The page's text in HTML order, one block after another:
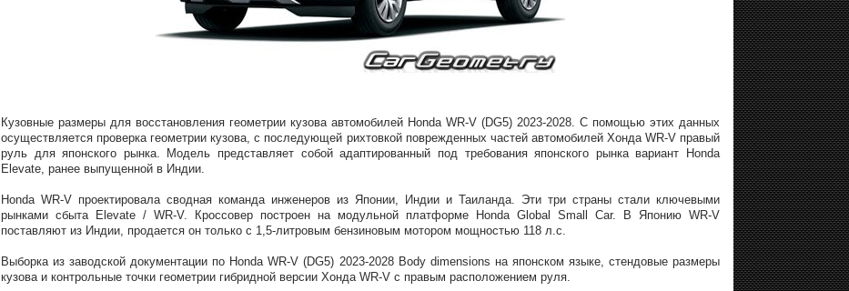
Кузовные размеры для восстановления геометрии кузова автомобилей Honda WR-V (DG5) 2023-2028. С помощью этих данных
осуществляется проверка геометрии кузова, с последующей рихтовкой поврежденных частей автомобилей Хонда WR-V правый
руль для японского рынка. Модель представляет собой адаптированный под требования японского рынка вариант Honda
Elevate, ранее выпущенной в Индии.
Honda WR-V проектировала сводная команда инженеров из Японии, Индии и Таиланда. Эти три страны стали ключевыми
рынками сбыта Elevate / WR-V. Кроссовер построен на модульной платформе Honda Global Small Car. В Японию WR-V
поставляют из Индии, продается он только с 1,5-литровым бензиновым мотором мощностью 118 л.с.
Выборка из заводской документации по Honda WR-V (DG5) 2023-2028 Body dimensions на японском языке, стендовые размеры
кузова и контрольные точки геометрии гибридной версии Хонда WR-V с правым расположением руля.